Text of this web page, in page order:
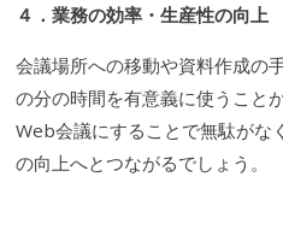
４．業務の効率・生産性の向上
会議場所への移動や資料作成の
の分の時間を有意義に使うこと
Web会議にすることで無駄がな
の向上へとつながるでしょう。